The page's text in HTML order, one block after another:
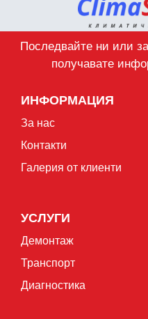
Последвайте ни или
получавате
ИНФОРМАЦИЯ
За нас
Контакти
Галерия от клиенти
УСЛУГИ
Демонтаж
Транспорт
Диагностика